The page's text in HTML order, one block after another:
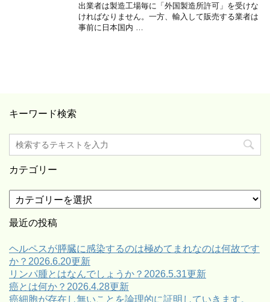
出業者は製造工場毎に「外国製造所許可」を受けな
ければなりません。一方、輸入して販売する業者は
事前に日本国内 …
キーワード検索
カテゴリー
テ
ゴ
ー
最近の投稿
ヘルペスが膵臓に感染するのは極めてまれなのは何故です
か？2026.6.20更新
リンパ腫とはなんでしょうか？2026.5.31更新
癌とは何か？2026.4.28更新
癌細胞が存在し無いことを論理的に証明していきます。